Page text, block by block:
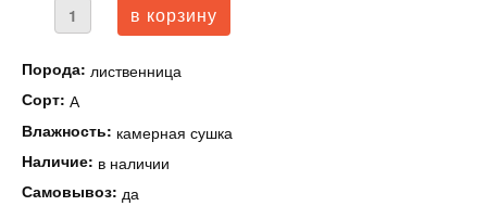
Порода: лиственница
Сорт: А
Влажность: камерная сушка
Наличие: в наличии
Самовывоз: да